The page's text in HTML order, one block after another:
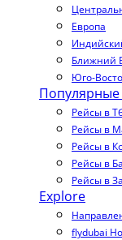
Европа
Ближний
Юго-
Популярные
Рейсы в
Рейсы в
Рейсы в
Рейсы в
Рейсы в
Explore
flydubai